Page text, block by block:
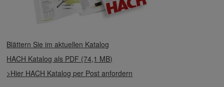
Blättern Sie im aktuellen Katalog
HACH Katalog als PDF (74,1 MB)
>Hier HACH Katalog per Post anfordern